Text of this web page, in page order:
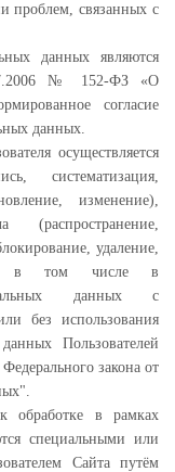
проблем, связанных с
данных являются
№ 152-ФЗ «О
согласие
данных.
осуществляется
систематизация,
изменение),
(распространение,
удаление,
в том числе в
данных с
без использования
Пользователей
закона от
обработке в рамках
специальными или
Сайта путём